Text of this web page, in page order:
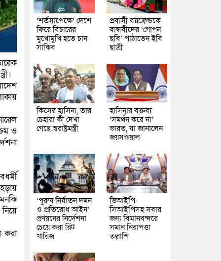
ও
করা
‘শর্তসাপেক্ষে’ দেশে
ফিরে বিচারের
মুখোমুখি হতে চান
সাকিব
প্রবাসী বয়ফ্রেন্ডকে
বান্ধবীদের ‘গোপন
ছবি’ পাঠাতেন ইবি
ছাত্রী
কিসের হাসিনা, তার
চেহারা কী দেখা
গেছে:স্বরাষ্ট্রমন্ত্রী
হাসিনার বক্তব্য
‘সমর্থন করে না’
ভারত, যা জানালেন
জয়সওয়াল
‘পুরুষ নির্যাতন দমন
ও প্রতিরোধ আইন’
প্রণয়নের নির্দেশনা
চেয়ে করা রিট
খারিজ
ভিআইপি-
সিআইপিসহ সবার
জন্য বিমানবন্দরে
সমান নিরাপত্তা
তল্লাশি